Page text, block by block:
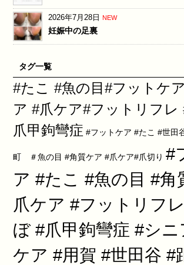
2026年7月28日 NEW
妊娠中の足裏
タグ一覧
#たこ #魚の目#フットケ
ア #爪ケア#フットリフレ
爪甲鉤彎症 #フットケア #たこ #世
町 ＃魚の目 #角質ケア #爪ケア#爪切り #
ア #たこ #魚の目 #角
爪ケア #フットリフ
ぼ #爪甲鉤彎症 #シニ
ケア #用賀 #世田谷 #